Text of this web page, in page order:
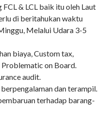
& LCL baik itu oleh Laut
di beritahukan waktu
Melalui Udara 3-5
biaya, Custom tax,
Problematic on Board.
audit.
dan terampil.
terhadap barang-